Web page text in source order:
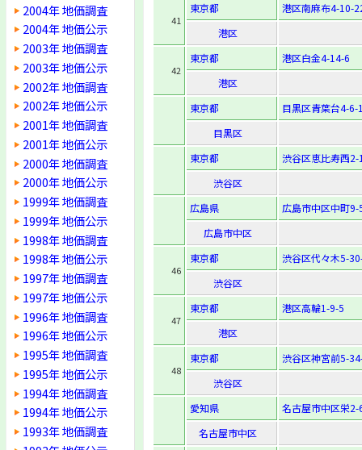
2004年 地価調査
2004年 地価公示
2003年 地価調査
2003年 地価公示
2002年 地価調査
2002年 地価公示
2001年 地価調査
2001年 地価公示
2000年 地価調査
2000年 地価公示
1999年 地価調査
1999年 地価公示
1998年 地価調査
1998年 地価公示
1997年 地価調査
1997年 地価公示
1996年 地価調査
1996年 地価公示
1995年 地価調査
1995年 地価公示
1994年 地価調査
1994年 地価公示
1993年 地価調査
41
東京都
港区南麻布4-10-
港区
42
東京都
港区白金4-14-6
港区
東京都
目黒区青葉台4-6-
目黒区
東京都
渋谷区恵比寿西2-
渋谷区
広島県
広島市中区中町9-
広島市中区
46
東京都
渋谷区代々木5-
渋谷区
47
東京都
港区高輪1-9-5
港区
48
東京都
渋谷区神宮前5-
渋谷区
愛知県
名古屋市中区栄2-
名古屋市中区